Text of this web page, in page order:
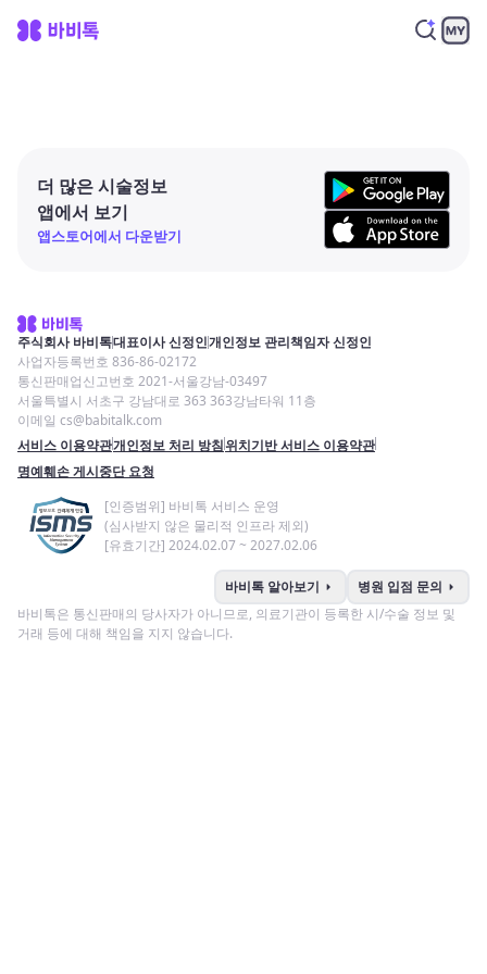
더 많은 시술정보
앱에서 보기
앱스토어에서 다운받기
주식회사 바비톡대표이사 신정인개인정보 관리책임자 신정인
사업자등록번호 836-86-02172
통신판매업신고번호 2021-서울강남-03497
서울특별시 서초구 강남대로 363 363강남타워 11층
이메일 cs@babitalk.com
서비스 이용약관개인정보 처리 방침위치기반 서비스 이용약관
명예훼손 게시중단 요청
[인증범위] 바비톡 서비스 운영
(심사받지 않은 물리적 인프라 제외)
[유효기간] 2024.02.07 ~ 2027.02.06
바비톡 알아보기 arrow_right 병원 입점 문의 arrow_right
바비톡은 통신판매의 당사자가 아니므로, 의료기관이 등록한 시/수술 정보 및
거래 등에 대해 책임을 지지 않습니다.